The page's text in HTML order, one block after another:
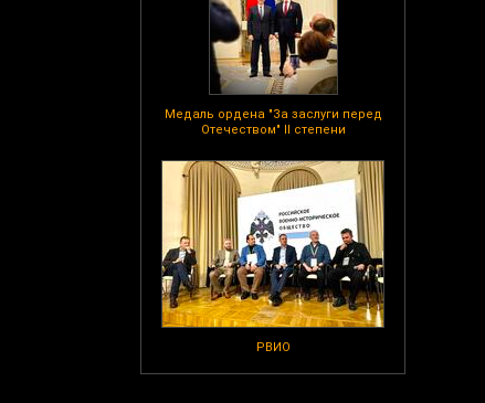
Медаль ордена "За заслуги перед
Отечеством" II степени
РВИО